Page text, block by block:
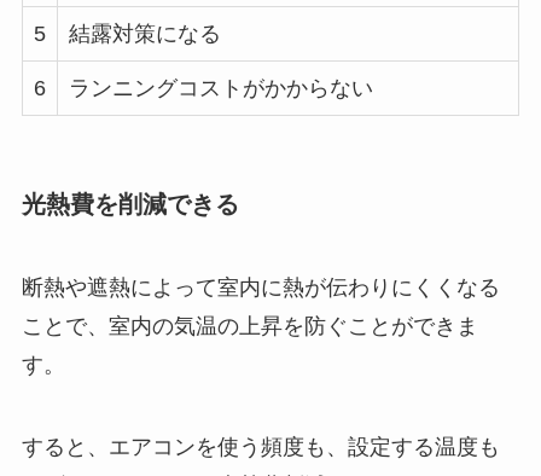
5 結露対策になる
6 ランニングコストがかからない
光熱費を削減できる
断熱や遮熱によって室内に熱が伝わりにくくなる
ことで、室内の気温の上昇を防ぐことができま
す。
すると、エアコンを使う頻度も、設定する温度も